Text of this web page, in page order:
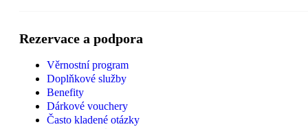
Rezervace a podpora
Věrnostní program
Doplňkové služby
Benefity
Dárkové vouchery
Často kladené otázky